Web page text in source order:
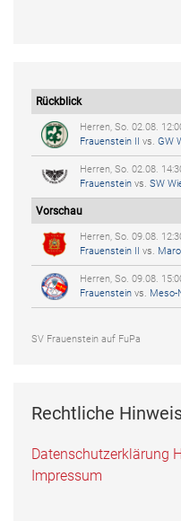
Rückblick
Herren, So. 02.08.
Frauenstein II
vs. GW
Herren, So. 02.08.
Frauenstein vs. SW
Vorschau
Herren, So. 09.08.
Frauenstein II
vs.
Herren, So. 09.08.
Frauenstein vs. Meso-
SV Frauenstein auf FuPa
Rechtliche
Datenschutzerklärung
Impressum